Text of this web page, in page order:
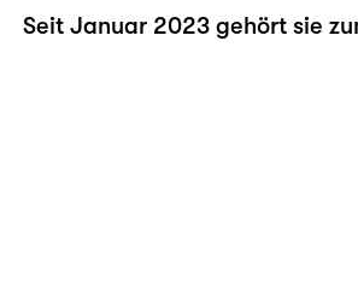
Seit Januar 2023 gehört sie